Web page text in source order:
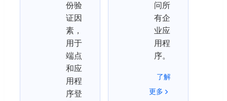
份验
证因
素，
用于
端点
和应
用程
序登
问所
有企
业应
用程
序。
了解
更多